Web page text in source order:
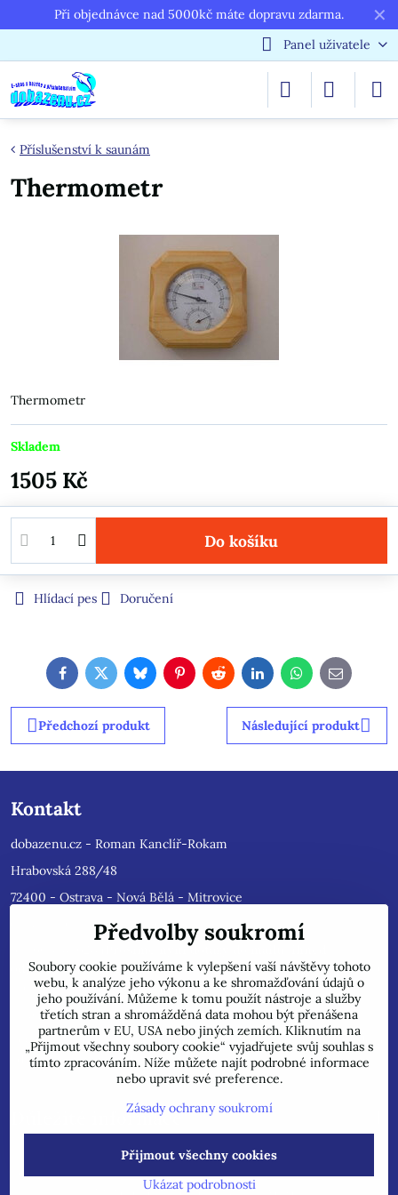
✕
Při objednávce nad 5000kč máte dopravu zdarma.
Panel uživatele
Příslušenství k saunám
Thermometr
Thermometr
Skladem
1505 Kč
Do košíku
Hlídací pes Doručení
FacebookTwitterBlueskyPinterestRedditLinkedInWhatsApp
E-
mail
Předchozí produkt Následující produkt
Kontakt
dobazenu.cz - Roman Kanclíř-Rokam
Hrabovská 288/48
72400 - Ostrava - Nová Bělá - Mitrovice
rokam@seznam.cz
(Prosíme nyní dotazy do mailu, ihned
odpovíme, jsme přetíženi). Reklamace prosíme pouze do mailu,
přepošleme výrobci s dalším řešením.
Jsme plátci DPH.
POZOR !!! Jedná se pouze o INTERNETOVÝ PRODEJ, na uvedené
adrese běžně neprodáváme!
Důležité informace
©2026CopyrightPředvolby soukromíZásady ochrany soukromí
Předvolby soukromí
Soubory cookie používáme k vylepšení vaší návštěvy tohoto
webu, k analýze jeho výkonu a ke shromažďování údajů o
jeho používání. Můžeme k tomu použít nástroje a služby
třetích stran a shromážděná data mohou být přenášena
partnerům v EU, USA nebo jiných zemích. Kliknutím na
„Přijmout všechny soubory cookie“ vyjadřujete svůj souhlas s
tímto zpracováním. Níže můžete najít podrobné informace
nebo upravit své preference.
Zásady ochrany soukromí
Ukázat podrobnosti
Přijmout všechny cookies